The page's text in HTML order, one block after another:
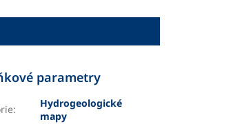
parametry
:
Hydrogeologické
mapy